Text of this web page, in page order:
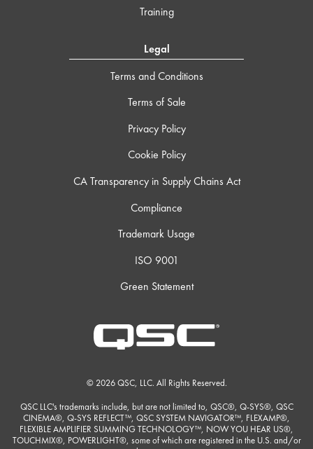
Training
Legal
Terms and Conditions
Terms of Sale
Privacy Policy
Cookie Policy
CA Transparency in Supply Chains Act
Compliance
Trademark Usage
ISO 9001
Green Statement
© 2026 QSC, LLC. All Rights Reserved.
QSC LLC's trademarks include, but are not limited to, QSC®, Q-SYS®, QSC
CINEMA®, Q-SYS REFLECT™, QSC SYSTEM NAVIGATOR™, FLEXAMP®,
FLEXIBLE AMPLIFIER SUMMING TECHNOLOGY™, NOW YOU HEAR US®,
TOUCHMIX®, POWERLIGHT®, some of which are registered in the U.S. and/or